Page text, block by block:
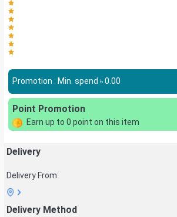
Promotion : Min. spend ৳0.00
Point Promotion
Earn up to 0 point on this item
Delivery
Delivery From:
Delivery Method